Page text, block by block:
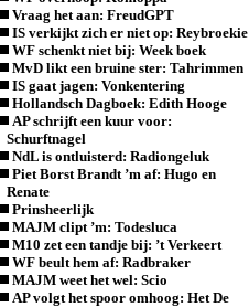
Vraag het aan: FreudGPT
IS verkijkt zich er niet op: Reybroekie
WF schenkt niet bij: Week boek
MvD likt een bruine ster: Tahrimmen
IS gaat jagen: Vonkentering
Hollandsch Dagboek: Edith Hooge
AP schrijft een kuur voor:
Schurftnagel
NdL is ontluisterd: Radiongeluk
Piet Borst Brandt ’m af: Hugo en
Renate
Prinsheerlijk
MAJM clipt ’m: Todesluca
M10 zet een tandje bij: ’t Verkeert
WF beult hem af: Radbraker
MAJM weet het wel: Scio
AP volgt het spoor omhoog: Het De